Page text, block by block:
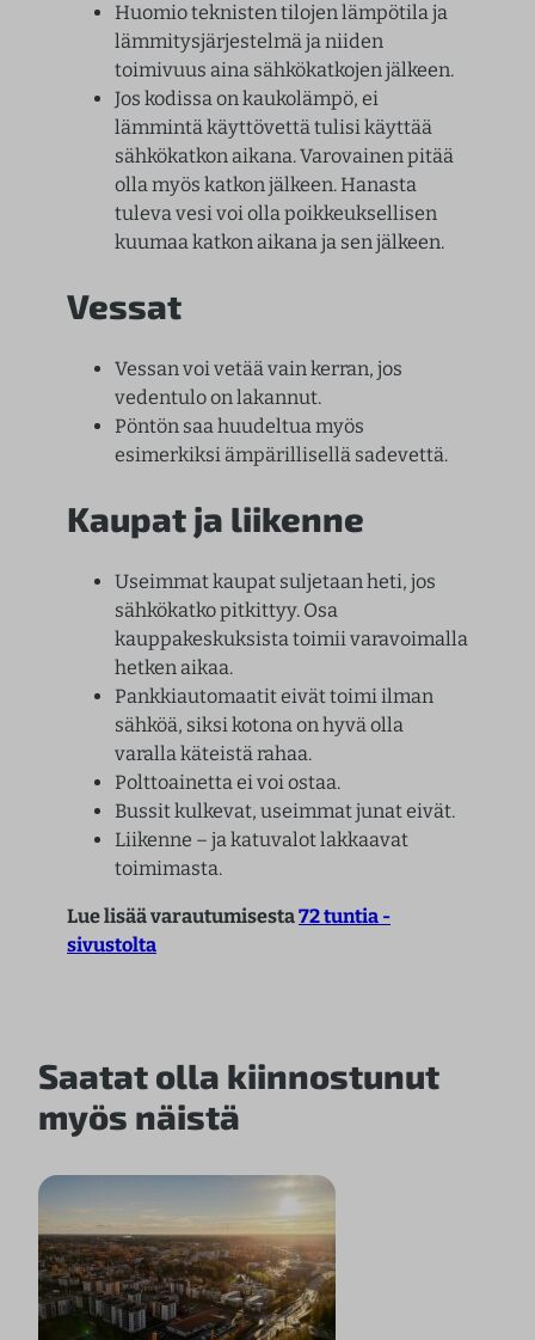
Huomio teknisten tilojen lämpötila ja
lämmitysjärjestelmä ja niiden
toimivuus aina sähkökatkojen jälkeen.
Jos kodissa on kaukolämpö, ei
lämmintä käyttövettä tulisi käyttää
sähkökatkon aikana. Varovainen pitää
olla myös katkon jälkeen. Hanasta
tuleva vesi voi olla poikkeuksellisen
kuumaa katkon aikana ja sen jälkeen.
Vessat
Vessan voi vetää vain kerran, jos
vedentulo on lakannut.
Pöntön saa huudeltua myös
esimerkiksi ämpärillisellä sadevettä.
Kaupat ja liikenne
Useimmat kaupat suljetaan heti, jos
sähkökatko pitkittyy. Osa
kauppakeskuksista toimii varavoimalla
hetken aikaa.
Pankkiautomaatit eivät toimi ilman
sähköä, siksi kotona on hyvä olla
varalla käteistä rahaa.
Polttoainetta ei voi ostaa.
Bussit kulkevat, useimmat junat eivät.
Liikenne – ja katuvalot lakkaavat
toimimasta.
Lue lisää varautumisesta72 tuntia -
sivustolta
Saatat olla kiinnostunut
myös näistä